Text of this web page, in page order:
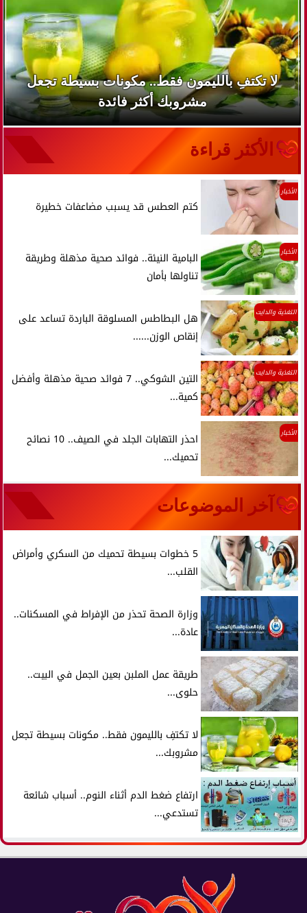
لا تكتفِ بالليمون فقط.. مكونات بسيطة تجعل
مشروبك أكثر فائدة
الأكثر قراءة
الأخبار
كتم العطس قد يسبب مضاعفات خطيرة
الأخبار
البامية النيئة.. فوائد صحية مذهلة وطريقة
تناولها بأمان
التغذية والدايت
هل البطاطس المسلوقة الباردة تساعد على
إنقاص الوزن......
التغذية والدايت
التين الشوكي.. 7 فوائد صحية مذهلة وأفضل
كمية...
الأخبار
احذر التهابات الجلد في الصيف.. 10 نصائح
تحميك...
آخر الموضوعات
5 خطوات بسيطة تحميك من السكري وأمراض
القلب...
وزارة الصحة تحذر من الإفراط في المسكنات..
عادة...
طريقة عمل الملبن بعين الجمل في البيت..
حلوى...
لا تكتفِ بالليمون فقط.. مكونات بسيطة تجعل
مشروبك...
ارتفاع ضغط الدم أثناء النوم.. أسباب شائعة
تستدعي...